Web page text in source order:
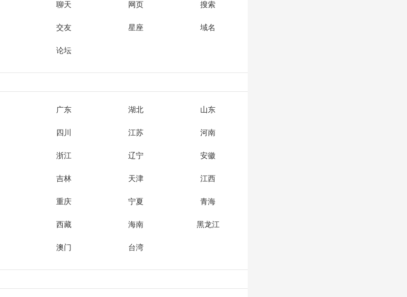
聊天 网页 搜索
交友 星座 域名
论坛
广东 湖北 山东
四川 江苏 河南
浙江 辽宁 安徽
吉林 天津 江西
重庆 宁夏 青海
西藏 海南 黑龙江
澳门 台湾